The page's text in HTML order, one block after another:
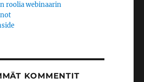
roolia webinaarin
KOMMENTIT